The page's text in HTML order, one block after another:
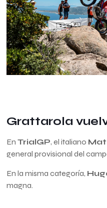
Grattarola
EnTrialGP, el italiano
general provisional del
En la misma categoría,
magna.